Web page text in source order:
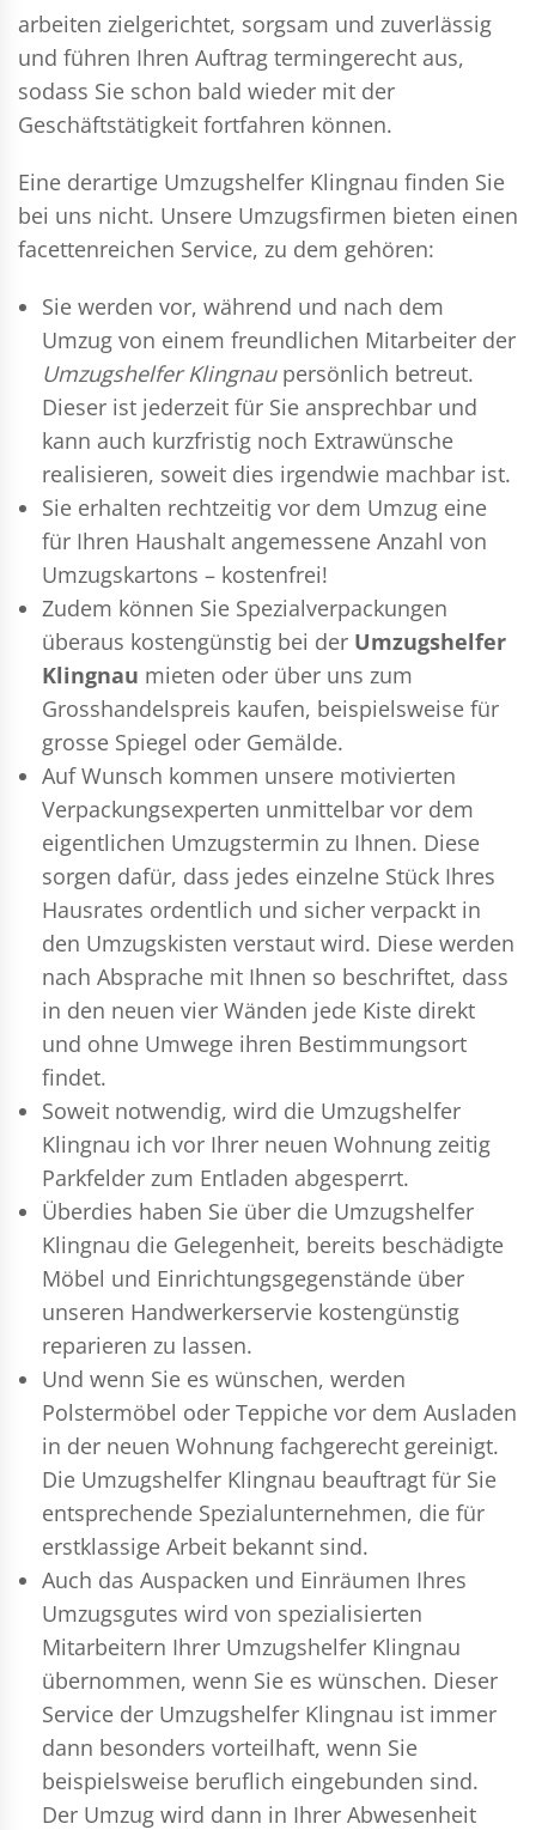
arbeiten zielgerichtet, sorgsam und zuverlässig
und führen Ihren Auftrag termingerecht aus,
sodass Sie schon bald wieder mit der
Geschäftstätigkeit fortfahren können.
Eine derartige Umzugshelfer Klingnau finden Sie
bei uns nicht. Unsere Umzugsfirmen bieten einen
facettenreichen Service, zu dem gehören:
Sie werden vor, während und nach dem
Umzug von einem freundlichen Mitarbeiter der
Umzugshelfer Klingnaupersönlich betreut.
Dieser ist jederzeit für Sie ansprechbar und
kann auch kurzfristig noch Extrawünsche
realisieren, soweit dies irgendwie machbar ist.
Sie erhalten rechtzeitig vor dem Umzug eine
für Ihren Haushalt angemessene Anzahl von
Umzugskartons – kostenfrei!
Zudem können Sie Spezialverpackungen
überaus kostengünstig bei der Umzugshelfer
Klingnau mieten oder über uns zum
Grosshandelspreis kaufen, beispielsweise für
grosse Spiegel oder Gemälde.
Auf Wunsch kommen unsere motivierten
Verpackungsexperten unmittelbar vor dem
eigentlichen Umzugstermin zu Ihnen. Diese
sorgen dafür, dass jedes einzelne Stück Ihres
Hausrates ordentlich und sicher verpackt in
den Umzugskisten verstaut wird. Diese werden
nach Absprache mit Ihnen so beschriftet, dass
in den neuen vier Wänden jede Kiste direkt
und ohne Umwege ihren Bestimmungsort
findet.
Soweit notwendig, wird die Umzugshelfer
Klingnau ich vor Ihrer neuen Wohnung zeitig
Parkfelder zum Entladen abgesperrt.
Überdies haben Sie über die Umzugshelfer
Klingnau die Gelegenheit, bereits beschädigte
Möbel und Einrichtungsgegenstände über
unseren Handwerkerservie kostengünstig
reparieren zu lassen.
Und wenn Sie es wünschen, werden
Polstermöbel oder Teppiche vor dem Ausladen
in der neuen Wohnung fachgerecht gereinigt.
Die Umzugshelfer Klingnau beauftragt für Sie
entsprechende Spezialunternehmen, die für
erstklassige Arbeit bekannt sind.
Auch das Auspacken und Einräumen Ihres
Umzugsgutes wird von spezialisierten
Mitarbeitern Ihrer Umzugshelfer Klingnau
übernommen, wenn Sie es wünschen. Dieser
Service der Umzugshelfer Klingnau ist immer
dann besonders vorteilhaft, wenn Sie
beispielsweise beruflich eingebunden sind.
Der Umzug wird dann in Ihrer Abwesenheit